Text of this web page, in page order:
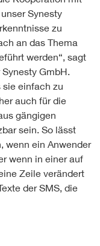
Synesty
zu
an das Thema
werden“, sagt
GmbH.
sie einfach zu
auch für die
gängigen
sein. So lässt
wenn ein Anwender
wenn in einer auf
Zeile verändert
der SMS, die